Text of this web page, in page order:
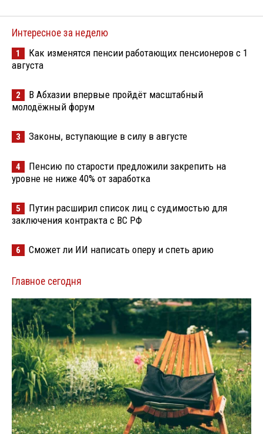
Интересное за неделю
1
Как изменятся пенсии работающих пенсионеров с 1
августа
2
В Абхазии впервые пройдёт масштабный
молодёжный форум
3 Законы, вступающие в силу в августе
4
Пенсию по старости предложили закрепить на
уровне не ниже 40% от заработка
5
Путин расширил список лиц с судимостью для
заключения контракта с ВС РФ
6 Сможет ли ИИ написать оперу и спеть арию
Главное сегодня